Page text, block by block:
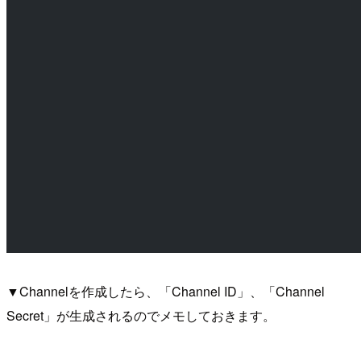
▼Channelを作成したら、「Channel ID」、「Channel
Secret」が生成されるのでメモしておきます。